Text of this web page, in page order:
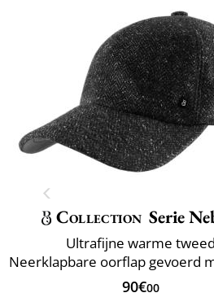
Collection Serie
Ultrafijne warme tweed
Neerklapbare oorflap gevoerd
90€00